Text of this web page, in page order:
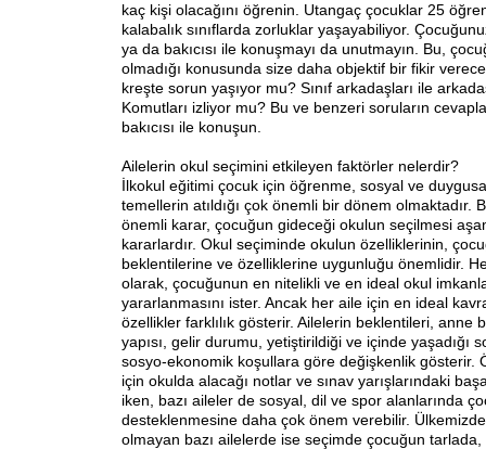
kaç kişi olacağını öğrenin. Utangaç çocuklar 25
kalabalık sınıflarda zorluklar yaşayabiliyor.
ya da bakıcısı ile konuşmayı da unutmayın. Bu,
olmadığı konusunda size daha objektif bir fikir
kreşte sorun yaşıyor mu? Sınıf arkadaşları ile
Komutları izliyor mu? Bu ve benzeri soruların
bakıcısı ile konuşun.
Ailelerin okul seçimini etkileyen faktörler nelerdir?
İlkokul eğitimi çocuk için öğrenme, sosyal ve
temellerin atıldığı çok önemli bir dönem olmaktadır.
önemli karar, çocuğun gideceği okulun seçilmesi
kararlardır. Okul seçiminde okulun özelliklerinin,
beklentilerine ve özelliklerine uygunluğu önemlidir.
olarak, çocuğunun en nitelikli ve en ideal okul
yararlanmasını ister. Ancak her aile için en ideal
özellikler farklılık gösterir. Ailelerin beklentileri, anne
yapısı, gelir durumu, yetiştirildiği ve içinde yaşadığı
sosyo-ekonomik koşullara göre değişkenlik gösterir.
için okulda alacağı notlar ve sınav yarışlarındaki
iken, bazı aileler de sosyal, dil ve spor alanlarında
desteklenmesine daha çok önem verebilir.
olmayan bazı ailelerde ise seçimde çocuğun